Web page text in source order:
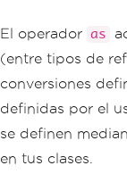
El operador as
(entre tipos de
conversiones
definidas por el
se definen
en tus clases.